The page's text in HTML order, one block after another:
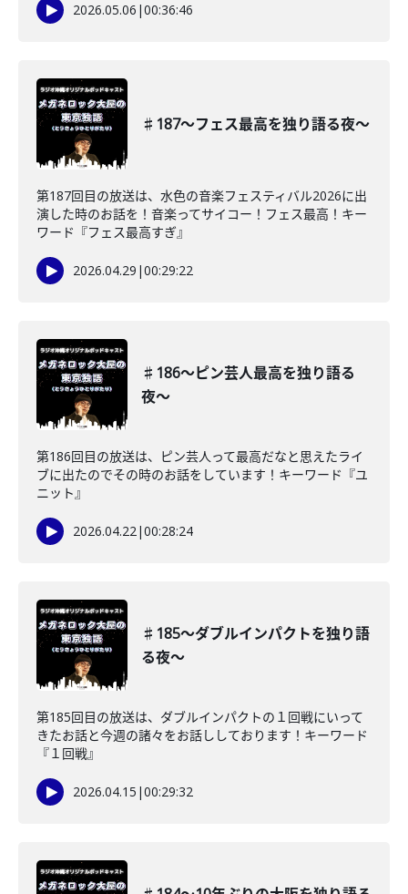
2026.05.06 |00:36:46
♯187〜フェス最高を独り語る夜〜
第187回目の放送は、水色の音楽フェスティバル2026に出
演した時のお話を！音楽ってサイコー！フェス最高！キー
ワード『フェス最高すぎ』
2026.04.29 |00:29:22
♯186〜ピン芸人最高を独り語る
夜〜
第186回目の放送は、ピン芸人って最高だなと思えたライ
ブに出たのでその時のお話をしています！キーワード『ユ
ニット』
2026.04.22|00:28:24
♯185〜ダブルインパクトを独り語
る夜〜
第185回目の放送は、ダブルインパクトの１回戦にいって
きたお話と今週の諸々をお話ししております！キーワード
『１回戦』
2026.04.15 |00:29:32